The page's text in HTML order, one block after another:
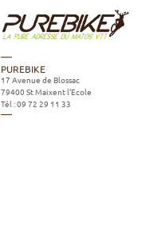
PUREBIKE
17 Avenue de Blossac
79400 St Maixent l'Ecole
Tél :09 72 29 11 33